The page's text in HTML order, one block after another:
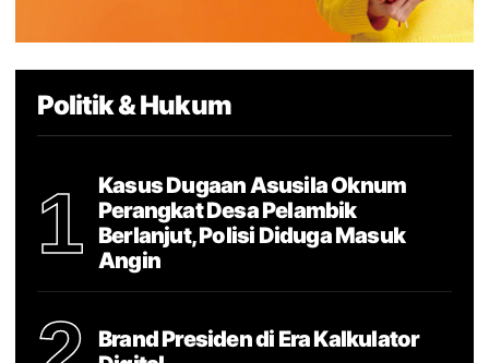
Politik & Hukum
1
Kasus Dugaan Asusila Oknum
Perangkat Desa Pelambik
Berlanjut, Polisi Diduga Masuk
Angin
Brand Presiden di Era Kalkulator